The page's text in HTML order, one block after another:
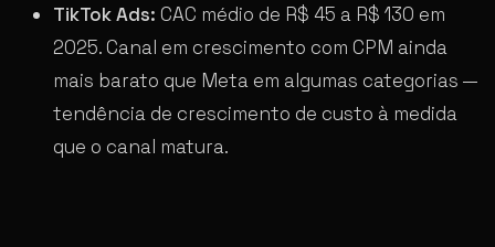
TikTok Ads: CAC médio de R$ 45 a R$ 130 em
2025. Canal em crescimento com CPM ainda
mais barato que Meta em algumas categorias —
tendência de crescimento de custo à medida
que o canal matura.